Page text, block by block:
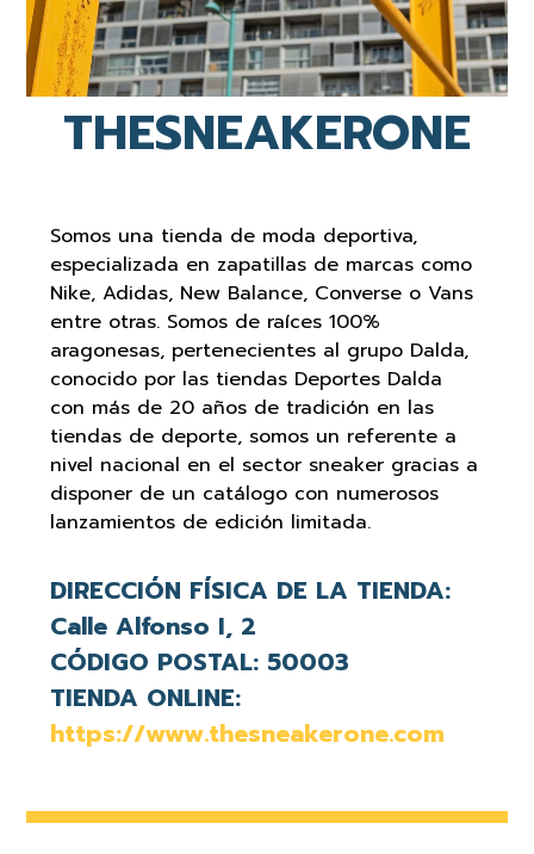
THESNEAKERONE
Somos una tienda de moda deportiva,
especializada en zapatillas de marcas como
Nike, Adidas, New Balance, Converse o Vans
entre otras. Somos de raíces 100%
aragonesas, pertenecientes al grupo Dalda,
conocido por las tiendas Deportes Dalda
con más de 20 años de tradición en las
tiendas de deporte, somos un referente a
nivel nacional en el sector sneaker gracias a
disponer de un catálogo con numerosos
lanzamientos de edición limitada.
DIRECCIÓN FÍSICA DE LA TIENDA:
Calle Alfonso I, 2
CÓDIGO POSTAL: 50003
TIENDA ONLINE:
https://www.thesneakerone.com